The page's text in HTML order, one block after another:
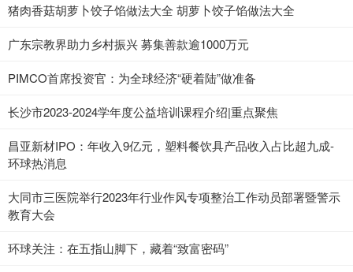
猪肉香菇胡萝卜饺子馅做法大全 胡萝卜饺子馅做法大全
广东宗教界助力乡村振兴 募集善款逾1000万元
PIMCO首席投资官：为全球经济“硬着陆”做准备
长沙市2023-2024学年度公益培训课程介绍|重点聚焦
昌亚新材IPO：年收入9亿元，塑料餐饮具产品收入占比超九成-
环球热消息
大同市三医院举行2023年行业作风专项整治工作动员部署暨警示
教育大会
环球关注：在五指山脚下，藏着“致富密码”